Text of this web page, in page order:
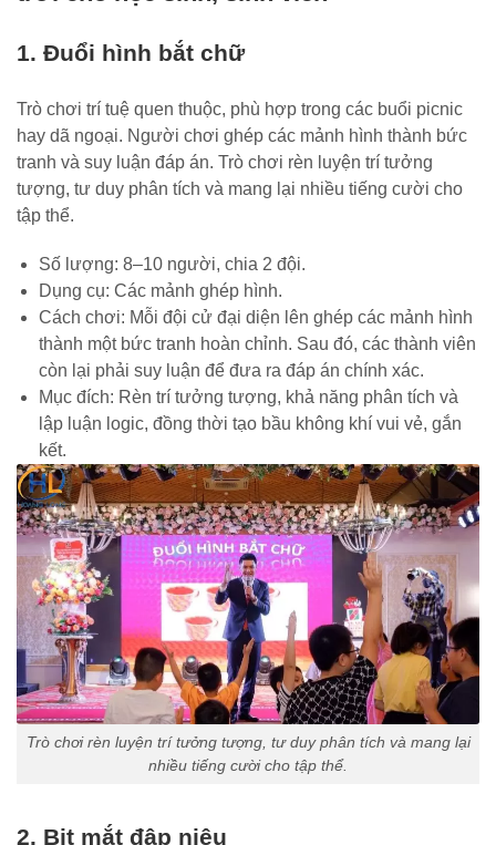
1. Đuổi hình bắt chữ
Trò chơi trí tuệ quen thuộc, phù hợp trong các buổi picnic
hay dã ngoại. Người chơi ghép các mảnh hình thành bức
tranh và suy luận đáp án. Trò chơi rèn luyện trí tưởng
tượng, tư duy phân tích và mang lại nhiều tiếng cười cho
tập thể.
Số lượng: 8–10 người, chia 2 đội.
Dụng cụ: Các mảnh ghép hình.
Cách chơi: Mỗi đội cử đại diện lên ghép các mảnh hình
thành một bức tranh hoàn chỉnh. Sau đó, các thành viên
còn lại phải suy luận để đưa ra đáp án chính xác.
Mục đích: Rèn trí tưởng tượng, khả năng phân tích và
lập luận logic, đồng thời tạo bầu không khí vui vẻ, gắn
kết.
Trò chơi rèn luyện trí tưởng tượng, tư duy phân tích và mang lại
nhiều tiếng cười cho tập thể.
2. Bịt mắt đập niêu